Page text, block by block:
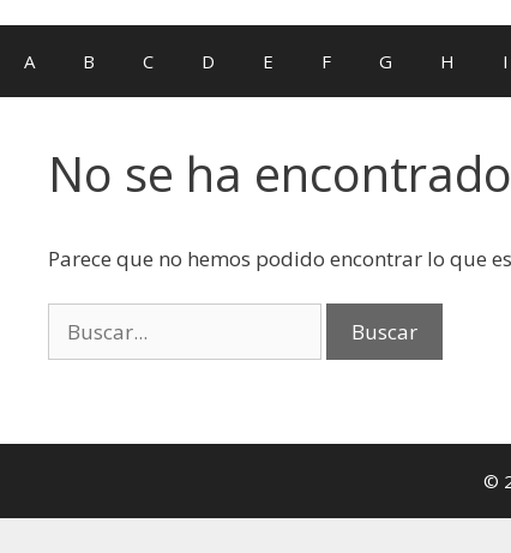
A B C D E F G H I
No se ha
Parece que no hemos podido encontrar lo que
©